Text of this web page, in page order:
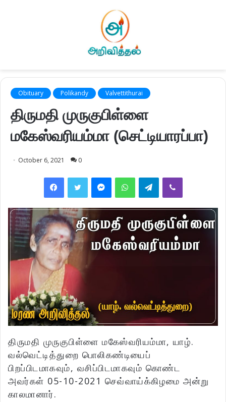
Obituary Polikandy Valvettithurai
திருமதி முருகுபிள்ளை
மகேஸ்வரியம்மா (செட்டியாரப்பா)
October 6, 2021 0
FacebookTwitter MessengerWhatsAppTelegramViber
திருமதி முருகுபிள்ளை மகேஸ்வரியம்மா, யாழ்.
வல்வெட்டித்துறை பொலிகண்டியைப்
பிறப்பிடமாகவும், வசிப்பிடமாகவும் கொண்ட
அவர்கள் 05-10-2021 செவ்வாய்க்கிழமை அன்று
காலமானார்.